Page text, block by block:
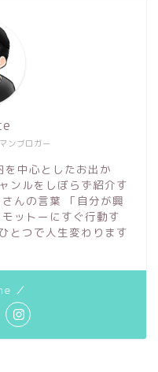
ンブロガー
中心としたお出か
ンルをしぼらず紹介す
んの言葉 「自分が興
ットーにすぐ行動す
とつで人生変わります
／